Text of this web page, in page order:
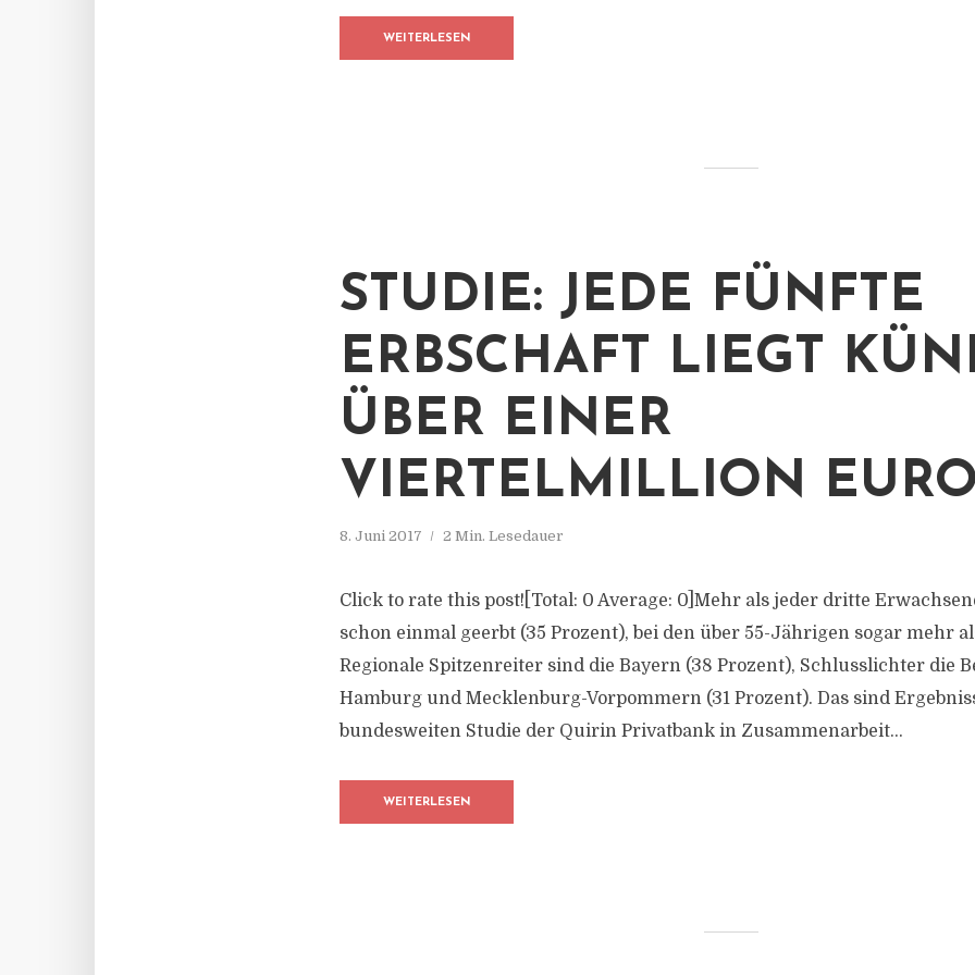
WEITERLESEN
STUDIE: JEDE FÜNFTE
ERBSCHAFT LIEGT
ÜBER EINER
VIERTELMILLION EURO
8. Juni 2017 2 Min. Lesedauer
Click to rate this post![Total: 0 Average: 0]Mehr als jeder dritte
schon einmal geerbt (35 Prozent), bei den über 55-Jährigen sogar mehr
Regionale Spitzenreiter sind die Bayern (38 Prozent), Schlusslichter die
Hamburg und Mecklenburg-Vorpommern (31 Prozent). Das sind
bundesweiten Studie der Quirin Privatbank in Zusammenarbeit...
WEITERLESEN